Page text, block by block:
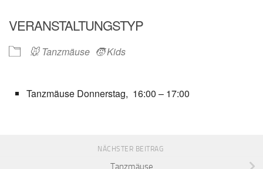
VERANSTALTUNGSTYP
🐭 Tanzmäuse 🧒 Kids
Tanzmäuse Donnerstag, 16:00 – 17:00
NÄCHSTER BEITRAG
Tanzmäuse